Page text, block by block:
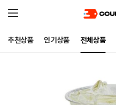
추천상품 인기상품 전체상품